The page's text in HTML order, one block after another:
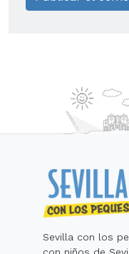
Sevilla con los